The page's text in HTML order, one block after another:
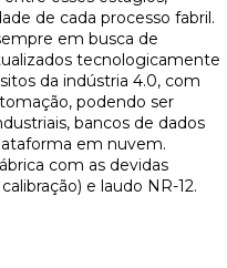
de cada processo fabril.
em busca de
tecnologicamente
da indústria 4.0, com
podendo ser
bancos de dados
em nuvem.
com as devidas
e laudo NR-12.